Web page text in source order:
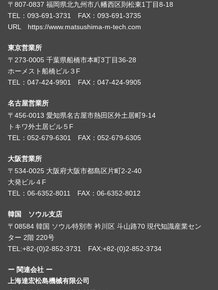
〒807-0837 福岡県北九州市八幡西区則松東1丁目8-18
TEL：093-691-3731 FAX：093-691-3735
URL https://www.matsushima-m-tech.com
東京営業所
〒273-0005 千葉県船橋市本町3丁目36-28
ホーメスト船橋ビル３F
TEL：047-424-9901 FAX：047-424-9905
名古屋営業所
〒456-0013 愛知県名古屋市熱田区外土居町9-14
トキワ外土居ビル５F
TEL：052-679-6301 FAX：052-679-6305
大阪営業所
〒534-0025 大阪府大阪市都島区片町2-2-40
大発ビル４F
TEL：06-6352-8011 FAX：06-6352-8012
韓国 ソウル支店
〒08584 韓国 ソウル特別市 衿川区 斗山路70 現代知識産業セン
ター 2階 220号
TEL:+82-(0)2-852-3731 FAX:+82-(0)2-852-3734
ー 関連会社 ー
上海達宏松島機械有限公司